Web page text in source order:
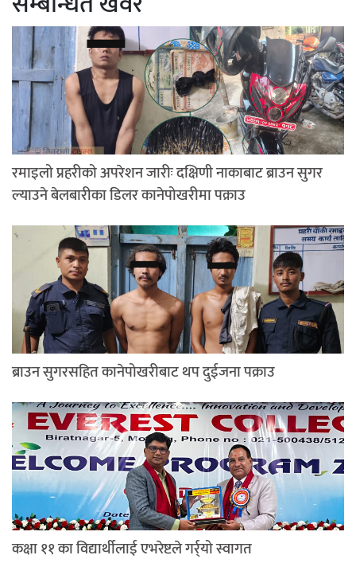
रमाइलो प्रहरीको अपरेशन जारीः दक्षिणी नाकाबाट ब्राउन सुगर
ल्याउने बेलबारीका डिलर कानेपोखरीमा पक्राउ
ब्राउन सुगरसहित कानेपोखरीबाट थप दुईजना पक्राउ
कक्षा ११ का विद्यार्थीलाई एभरेष्टले गर्र्यो स्वागत